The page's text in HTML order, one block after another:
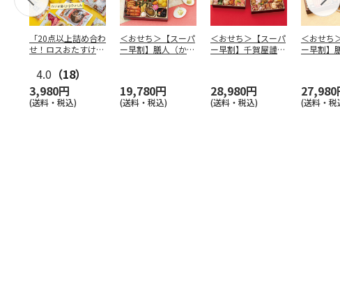
「20点以上詰め合わ
せ！ロスおたすけセ
4.0 （18）
3,980円
(送料・税込)
＜おせち＞【スーパ
ー早割】膳人（かし
19,780円
(送料・税込)
＜おせち＞【スーパ
ー早割】千賀屋謹
28,980円
(送料・税込)
＜おせち
ー早割】
27,980円
(送料・税